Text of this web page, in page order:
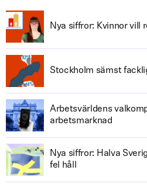
Nya siffror: Kvinnor vill
Stockholm sämst
Arbetsvärldens
arbetsmarknad
Nya siffror: Halva
fel håll